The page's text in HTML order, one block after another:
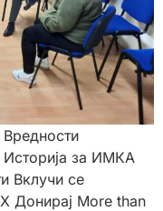
Историја за ИМКА
Вклучи се
Донирај More than